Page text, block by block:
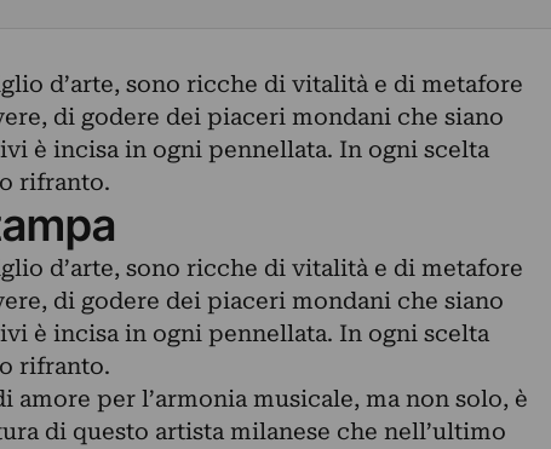
d’arte, sono ricche di vitalità e di metafore
di godere dei piaceri mondani che siano
è incisa in ogni pennellata. In ogni scelta
rifranto.
d’arte, sono ricche di vitalità e di metafore
di godere dei piaceri mondani che siano
è incisa in ogni pennellata. In ogni scelta
rifranto.
per l’armonia musicale, ma non solo, è
di questo artista milanese che nell’ultimo